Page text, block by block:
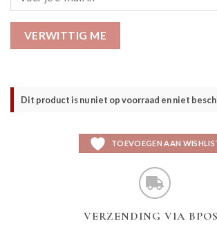
VERWITTIG ME
Dit product is nu niet op voorraad en niet
TOEVOEGEN AAN
VERZENDING VIA